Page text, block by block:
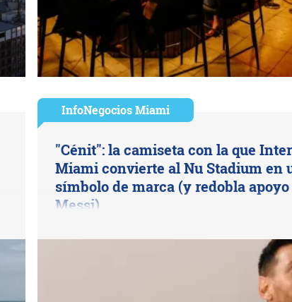
InfoNegocios Miami
"Cénit": la camiseta con la que Inter
Miami convierte al Nu Stadium en
símbolo de marca (y redobla apoyo
Messi)